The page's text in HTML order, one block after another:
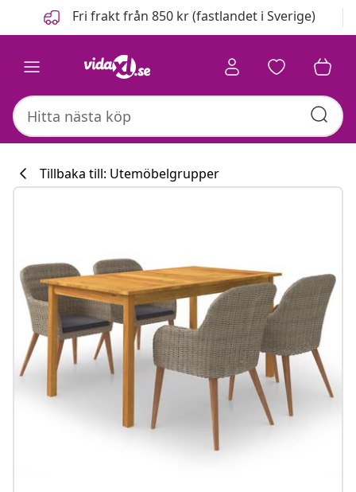
FöregåendeFri frakt från 850 kr (fastlandet i Sverige)
Tillbaka till: Utemöbelgrupper